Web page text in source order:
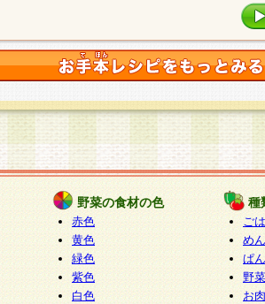
野菜の食材の色
赤色
黄色
緑色
紫色
白色
種
ご
めん
ぱん
野
お